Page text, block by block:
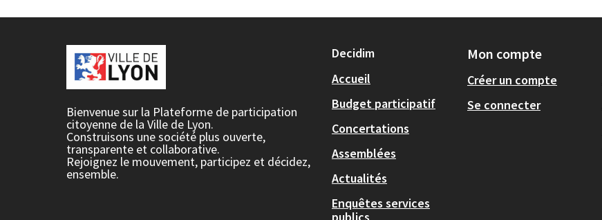
Bienvenue sur la Plateforme de participation
citoyenne de la Ville de Lyon.
Construisons une société plus ouverte,
transparente et collaborative.
Rejoignez le mouvement, participez et décidez,
ensemble.
Decidim
Accueil
Budget participatif
Concertations
Assemblées
Actualités
Enquêtes services
Mon compte
Créer un compte
Se connecter